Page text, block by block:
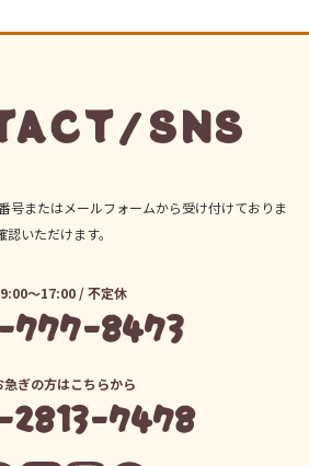
SNS
号またはメールフォームから受け付けておりま
いただけます。
9:00～17:00 / 不定休
777-8473
急ぎの方はこちらから
7478